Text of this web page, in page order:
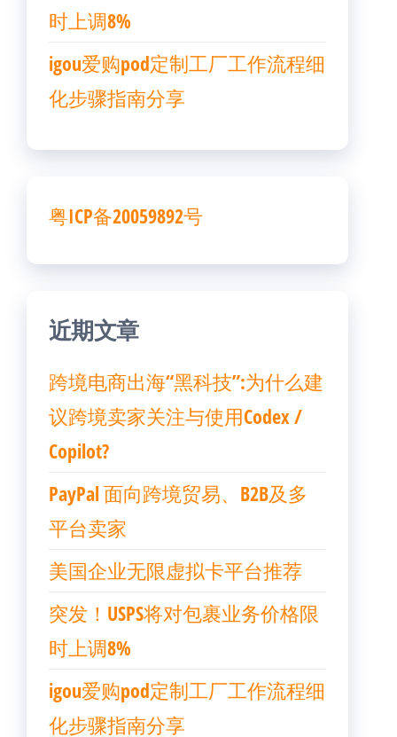
时上调8%
igou爱购pod定制工厂工作流程细
化步骤指南分享
粤ICP备20059892号
近期文章
跨境电商出海“黑科技”:为什么建
议跨境卖家关注与使用Codex /
Copilot?
PayPal 面向跨境贸易、B2B及多
平台卖家
美国企业无限虚拟卡平台推荐
突发！USPS将对包裹业务价格限
时上调8%
igou爱购pod定制工厂工作流程细
化步骤指南分享